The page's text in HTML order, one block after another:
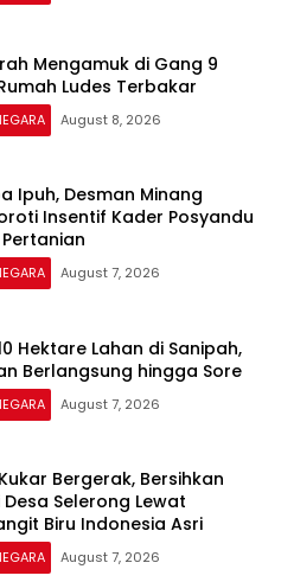
Mengamuk di Gang 9
Ludes Terbakar
August 8, 2026
Ipuh, Desman Minang
Insentif Kader Posyandu
August 7, 2026
Hektare Lahan di Sanipah,
Berlangsung hingga Sore
August 7, 2026
Bergerak, Bersihkan
Selerong Lewat
Biru Indonesia Asri
August 7, 2026